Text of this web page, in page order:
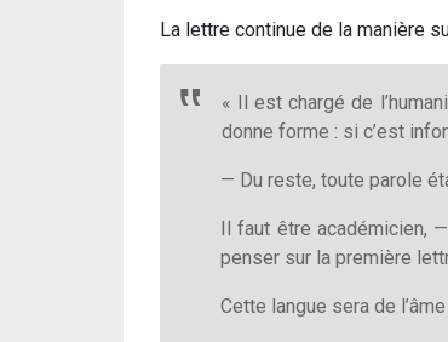
La lettre continue de la manière
« Il est chargé de
donne forme : si c’est
— Du reste, toute parole
Il faut être académicien,
penser sur la première
Cette langue sera de